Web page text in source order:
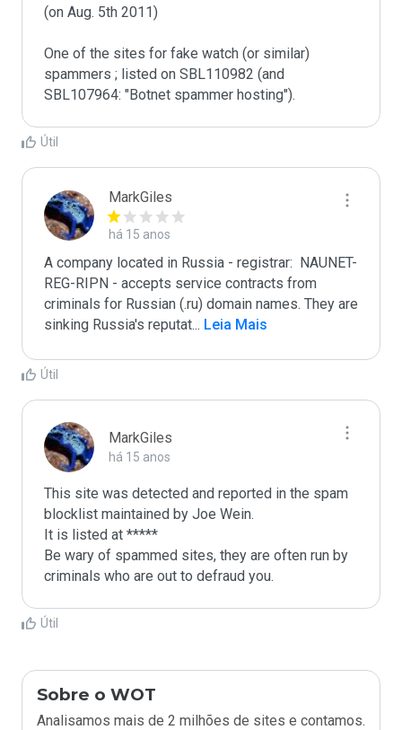
(on Aug. 5th 2011)
One of the sites for fake watch (or similar)
spammers ; listed on SBL110982 (and
SBL107964: "Botnet spammer hosting").
Útil
MarkGiles
há 15 anos
A company located in Russia - registrar:  NAUNET-
REG-RIPN - accepts service contracts from
criminals for Russian (.ru) domain names. They are
sinking Russia's reputat... Leia Mais
Útil
MarkGiles
há 15 anos
This site was detected and reported in the spam
blocklist maintained by Joe Wein.
It is listed at *****
Be wary of spammed sites, they are often run by
criminals who are out to defraud you.
Útil
Sobre o WOT
Analisamos mais de 2 milhões de sites e contamos.